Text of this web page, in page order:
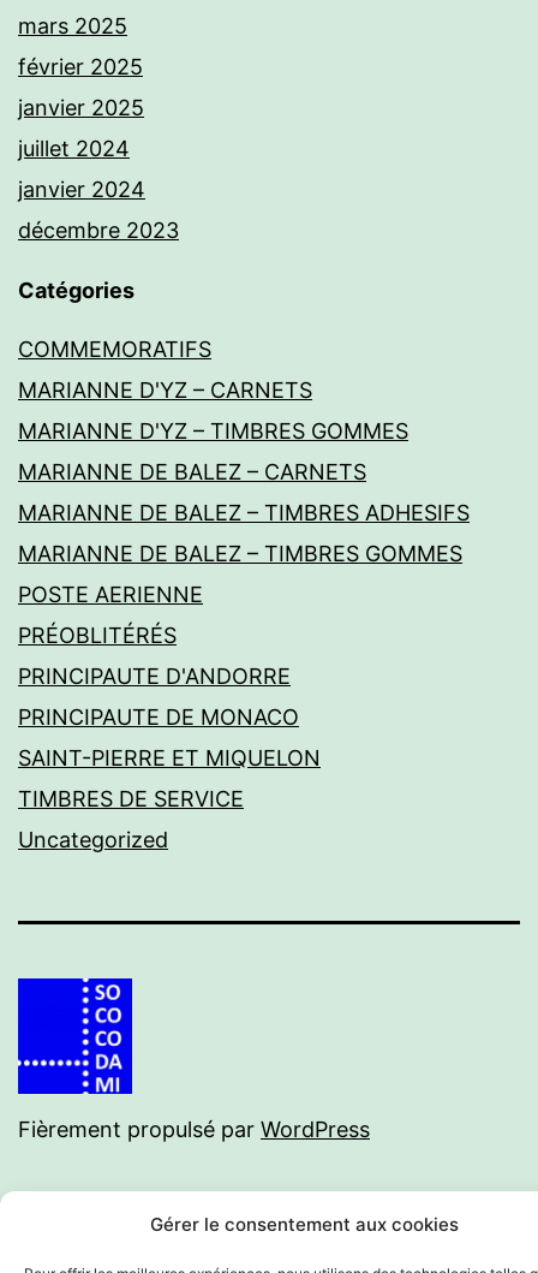
Gérer le consentement aux cookies
mars 2025
février 2025
janvier 2025
juillet 2024
janvier 2024
décembre 2023
Catégories
COMMEMORATIFS
MARIANNE D'YZ – CARNETS
MARIANNE D'YZ – TIMBRES GOMMES
MARIANNE DE BALEZ – CARNETS
MARIANNE DE BALEZ – TIMBRES ADHESIFS
MARIANNE DE BALEZ – TIMBRES GOMMES
POSTE AERIENNE
PRÉOBLITÉRÉS
PRINCIPAUTE D'ANDORRE
PRINCIPAUTE DE MONACO
SAINT-PIERRE ET MIQUELON
TIMBRES DE SERVICE
Uncategorized
Fièrement propulsé par WordPress